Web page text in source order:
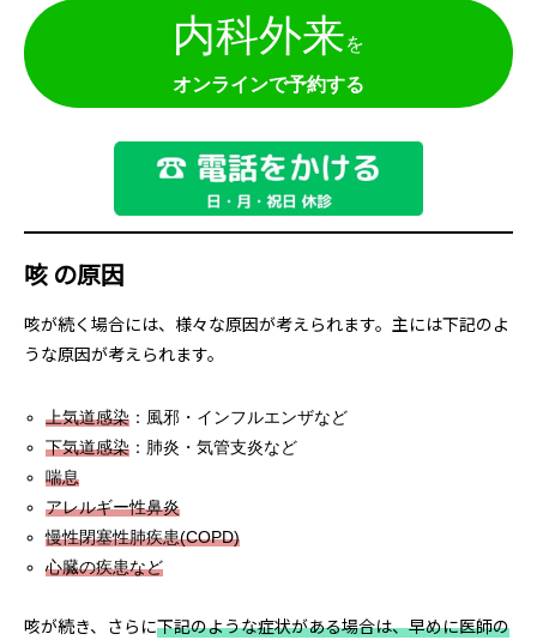
内科外来を
オンラインで予約する
咳 の原因
咳が続く場合には、様々な原因が考えられます。主には下記のよ
うな原因が考えられます。
上気道感染 ：風邪・インフルエンザなど
下気道感染 ：肺炎・気管支炎など
喘息
アレルギー性鼻炎
慢性閉塞性肺疾患(COPD)
心臓の疾患など
咳が続き、さらに下記のような症状がある場合は、早めに医師の